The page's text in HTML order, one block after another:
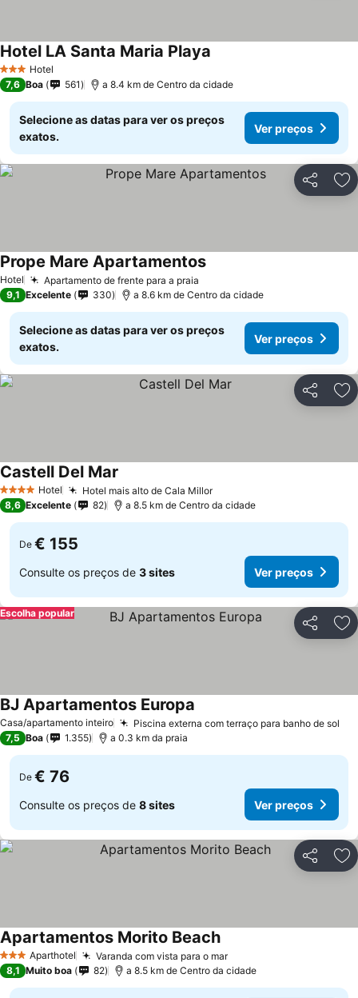
3 EstrelasHotel
Hotel LA Santa Maria Playa
7,6 Boa 561 a 8.4 km de Centro da cidade
Selecione as datas para ver os preços
exatos.
Ver preços
Partilhar
Hotel Apartamento de frente para a praia
Prope Mare Apartamentos
9,1 Excelente 330 a 8.6 km de Centro da cidade
Selecione as datas para ver os preços
exatos.
Ver preços
Partilhar
4 EstrelasHotel Hotel mais alto de Cala Millor
Castell Del Mar
8,6 Excelente 82 a 8.5 km de Centro da cidade
De € 155
Consulte os preços de 3 sites Ver preços
Partilhar
Escolha popular
Casa/apartamento inteiro Piscina externa com terraço para banho de sol
BJ Apartamentos Europa
7,5 Boa 1.355 a 0.3 km da praia
De € 76
Consulte os preços de 8 sites Ver preços
Partilhar
3 EstrelasAparthotel Varanda com vista para o mar
Apartamentos Morito Beach
8,1 Muito boa 82 a 8.5 km de Centro da cidade